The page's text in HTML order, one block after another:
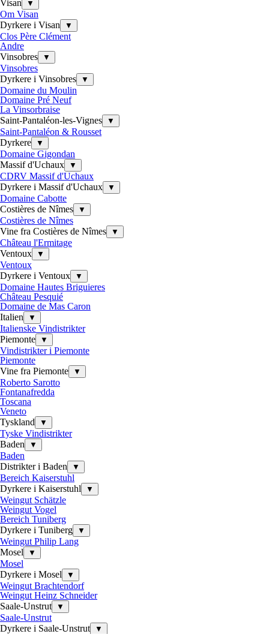
Visan ▼
Om Visan
Dyrkere i Visan
▼
Clos Père Clément
Andre
Vinsobres
▼
Vinsobres
Dyrkere i Vinsobres
▼
Domaine du Moulin
Domaine Pré Neuf
La Vinsorbraise
Saint-Pantaléon-les-Vignes
▼
Saint-Pantaléon & Rousset
Dyrkere
▼
Domaine Gigondan
Massif d'Uchaux
▼
CDRV Massif d'Uchaux
Dyrkere i Massif d'Uchaux
▼
Domaine Cabotte
Costières de Nîmes
▼
Costières de Nîmes
Vine fra Costières de Nîmes
▼
Château l'Ermitage
Ventoux
▼
Ventoux
Dyrkere i Ventoux
▼
Domaine Hautes Briguieres
Château Pesquié
Domaine de Mas Caron
Italien
▼
Italienske Vindistrikter
Piemonte
▼
Vindistrikter i Piemonte
Piemonte
Vine fra Piemonte
▼
Roberto Sarotto
Fontanafredda
Toscana
Veneto
Tyskland
▼
Tyske Vindistrikter
Baden
▼
Baden
Distrikter i Baden
▼
Bereich Kaiserstuhl
Dyrkere i Kaiserstuhl
▼
Weingut Schätzle
Weingut Vogel
Bereich Tuniberg
Dyrkere i Tuniberg
▼
Weingut Philip Lang
Mosel
▼
Mosel
Dyrkere i Mosel
▼
Weingut Brachtendorf
Weingut Heinz Schneider
Saale-Unstrut
▼
Saale-Unstrut
Dyrkere i Saale-Unstrut
▼